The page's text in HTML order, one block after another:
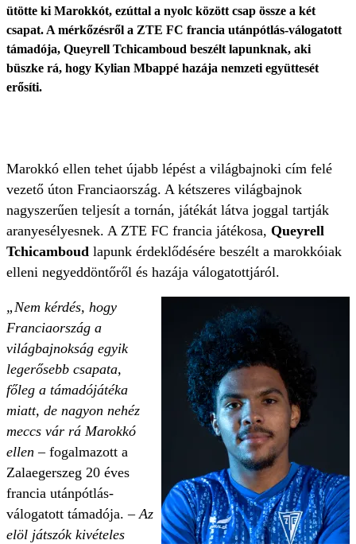
ütötte ki Marokkót, ezúttal a nyolc között csap össze a két
csapat. A mérkőzésről a ZTE FC francia utánpótlás-válogatott
támadója, Queyrell Tchicamboud beszélt lapunknak, aki
büszke rá, hogy Kylian Mbappé hazája nemzeti együttesét
erősíti.
Marokkó ellen tehet újabb lépést a világbajnoki cím felé
vezető úton Franciaország. A kétszeres világbajnok
nagyszerűen teljesít a tornán, játékát látva joggal tartják
aranyesélyesnek. A ZTE FC francia játékosa, Queyrell
Tchicamboud lapunk érdeklődésére beszélt a marokkóiak
elleni negyeddöntőről és hazája válogatottjáról.
„Nem kérdés, hogy
Franciaország a
világbajnokság egyik
legerősebb csapata,
főleg a támadójátéka
miatt, de nagyon nehéz
meccs vár rá Marokkó
ellen – fogalmazott a
Zalaegerszeg 20 éves
francia utánpótlás-
válogatott támadója. –Az
elöl játszók kivételes